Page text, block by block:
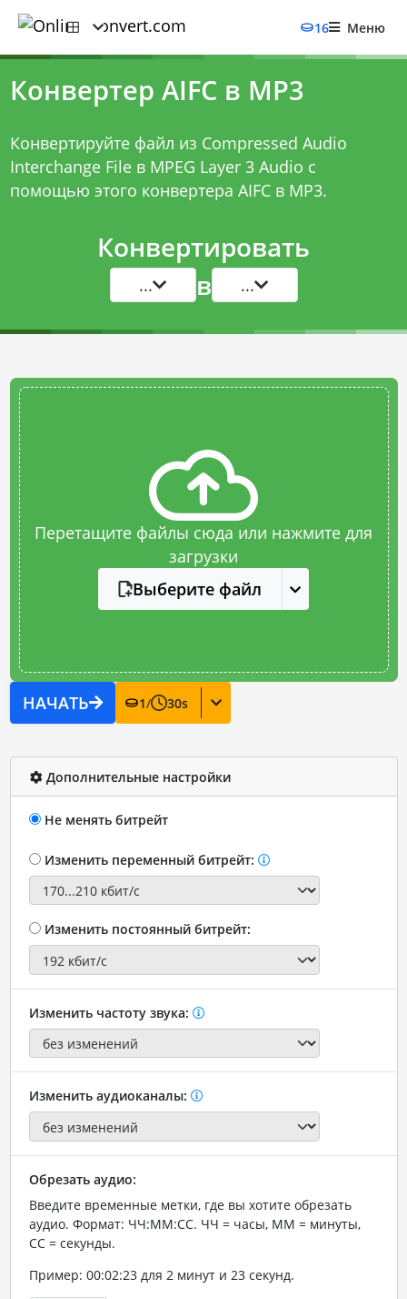
16 Меню
Конвертер AIFC в MP3
Конвертируйте файл из Compressed Audio
Interchange File в MPEG Layer 3 Audio с
помощью этого конвертера AIFC в MP3.
Конвертировать
... в ...
Перетащите файлы сюда или нажмите для
загрузки
Выберите файл
НАЧАТЬ 1/ 30s
Дополнительные настройки
Не менять битрейт
Изменить переменный битрейт:
Изменить постоянный битрейт:
Изменить частоту звука:
Изменить аудиоканалы:
Обрезать аудио:
Введите временные метки, где вы хотите обрезать
аудио. Формат: ЧЧ:ММ:СС. ЧЧ = часы, ММ = минуты,
СС = секунды.
Пример: 00:02:23 для 2 минут и 23 секунд.